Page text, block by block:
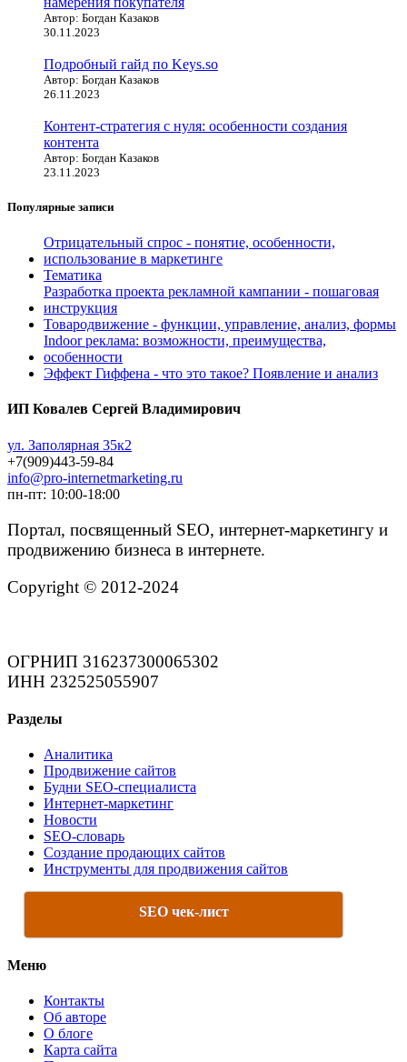
Автор: Богдан Казаков
30.11.2023
Подробный гайд по Keys.so
Автор: Богдан Казаков
26.11.2023
Контент-стратегия с нуля: особенности создания
контента
Автор: Богдан Казаков
23.11.2023
Популярные записи
Отрицательный спрос - понятие, особенности,
использование в маркетинге
Тематика
Разработка проекта рекламной кампании - пошаговая
инструкция
Товародвижение - функции, управление, анализ, формы
Indoor реклама: возможности, преимущества,
особенности
Эффект Гиффена - что это такое? Появление и анализ
ИП Ковалев Сергей Владимирович
ул. Заполярная 35к2
+7(909)443-59-84
info@pro-internetmarketing.ru
пн-пт: 10:00-18:00
Портал, посвященный SEO, интернет-маркетингу и
продвижению бизнеса в интернете.
Copyright © 2012-2024
ОГРНИП 316237300065302
ИНН 232525055907
Разделы
Аналитика
Продвижение сайтов
Будни SEO-специалиста
Интернет-маркетинг
Новости
SEO-словарь
Создание продающих сайтов
Инструменты для продвижения сайтов
SEO чек-лист
Меню
Контакты
Об авторе
О блоге
Карта сайта